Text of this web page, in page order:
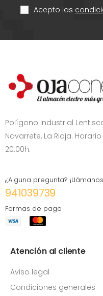
Acepto las
Polígono Industrial
Navarrete, La Rioja.
20:00h.
¿Alguna pregunta?
941039739
Formas de pago
Atención al cliente
Aviso legal
Condiciones generales